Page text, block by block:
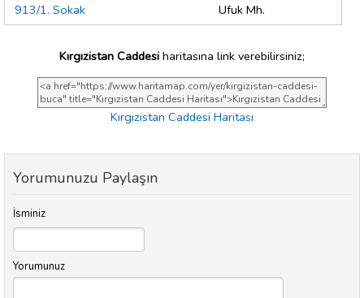
913/1. Sokak
Ufuk Mh.
Kırgızistan Caddesi haritasına link verebilirsiniz;
Kırgızistan Caddesi Haritası
Yorumunuzu Paylaşın
İsminiz
Yorumunuz